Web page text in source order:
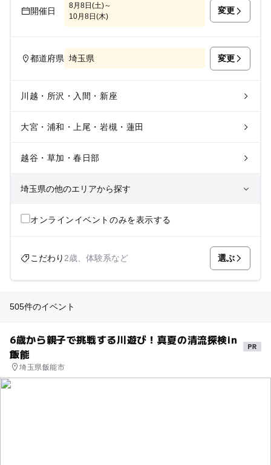
開催日
8月8日(土)～
10月8日(木)
変更
都道府県 埼玉県 変更
川越・所沢・入間・新座
大宮・浦和・上尾・岩槻・蓮田
越谷・草加・春日部
埼玉県の他のエリアから探す
秩父・長瀞
久喜・行田・加須・羽生
本庄・深谷・美里周辺
熊谷・太田・足利・古河
オンラインイベントのみを表示する
こだわり 2歳、体験系など 選ぶ
505件のイベント
6歳から親子で挑戦する川遊び！真夏の清流探検in
飯能
埼玉県飯能市